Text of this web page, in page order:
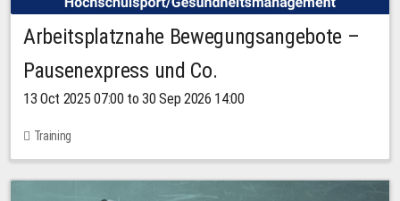
Arbeitsplatznahe Bewegungsangebote –
Pausenexpress und Co.
13 Oct 2025 07:00 to 30 Sep 2026 14:00
Training